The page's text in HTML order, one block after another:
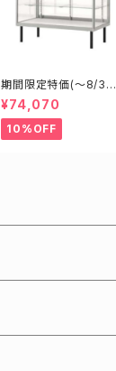
期間限定特価(～8/31)
H09450S W900D45
0H900mm 新型業務
用ガラスケース ショー
ケース
¥74,070
10%OFF